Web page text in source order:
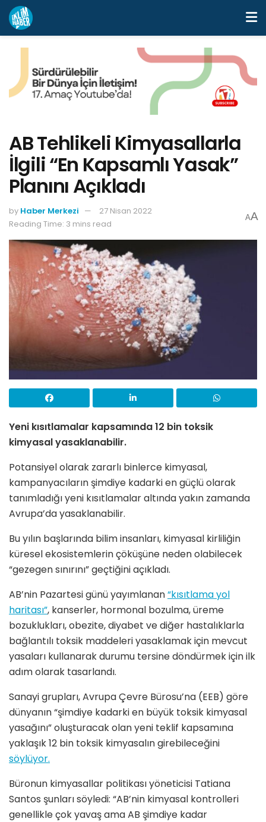
AB Tehlikeli Kimyasallarla
İlgili “En Kapsamlı Yasak”
Planını Açıkladı
by Haber Merkezi
27 Nisan 2022
Reading Time: 3 mins read
AA
Yeni kısıtlamalar kapsamında 12 bin toksik
kimyasal yasaklanabilir.
Potansiyel olarak zararlı binlerce kimyasal,
kampanyacıların şimdiye kadarki en güçlü olarak
tanımladığı yeni kısıtlamalar altında yakın zamanda
Avrupa’da yasaklanabilir.
Bu yılın başlarında bilim insanları, kimyasal kirliliğin
küresel ekosistemlerin çöküşüne neden olabilecek
“gezegen sınırını” geçtiğini açıkladı.
AB’nin Pazartesi günü yayımlanan“kısıtlama yol
haritası”, kanserler, hormonal bozulma, üreme
bozuklukları, obezite, diyabet ve diğer hastalıklarla
bağlantılı toksik maddeleri yasaklamak için mevcut
yasaları kullanarak durumu tersine döndürmek için ilk
adım olarak tasarlandı.
Sanayi grupları, Avrupa Çevre Bürosu’na (EEB) göre
dünyanın “şimdiye kadarki en büyük toksik kimyasal
yasağını” oluşturacak olan yeni teklif kapsamına
yaklaşık 12 bin toksik kimyasalın girebileceğini
söylüyor.
Büronun kimyasallar politikası yöneticisi Tatiana
Santos şunları söyledi: “AB’nin kimyasal kontrolleri
genellikle çok yavaş ama AB şimdiye kadar